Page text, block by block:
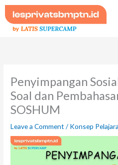
Skip
to
content
Penyimpangan
Soal dan
SOSHUM
Leave a Comment / Konsep